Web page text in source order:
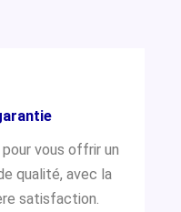
vous offrir un
qualité, avec la
satisfaction.